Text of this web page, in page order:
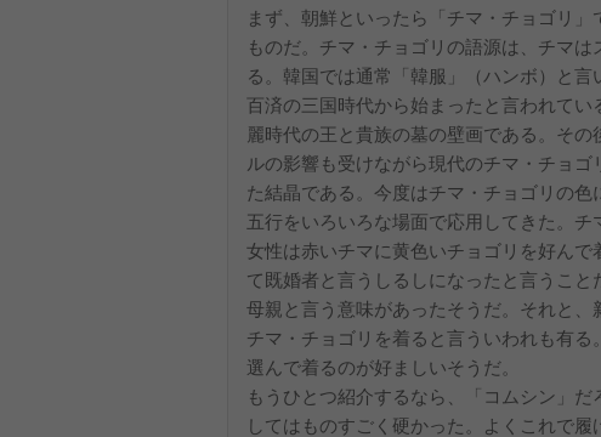
まず、朝鮮といったら「チマ・チョゴリ
ものだ。チマ・チョゴリの語源は、チマ
る。韓国では通常「韓服」（ハンボ）と言
百済の三国時代から始まったと言われて
麗時代の王と貴族の墓の壁画である。そ
ルの影響も受けながら現代のチマ・チョ
た結晶である。今度はチマ・チョゴリの
五行をいろいろな場面で応用してきた。
女性は赤いチマに黄色いチョゴリを好ん
て既婚者と言うしるしになったと言うこ
母親と言う意味があったそうだ。それと
チマ・チョゴリを着ると言ういわれも有
選んで着るのが好ましいそうだ。
もうひとつ紹介するなら、「コムシン」
してはものすごく硬かった。よくこれで